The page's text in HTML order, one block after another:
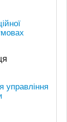
управління